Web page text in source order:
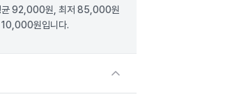
균 92,000원, 최저 85,000원
10,000원입니다.